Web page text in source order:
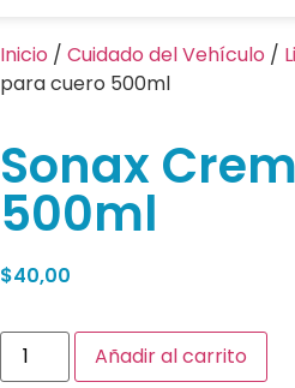
Inicio / Cuidado del Vehículo /
para cuero 500ml
Sonax
500ml
$40,00
Añadir al carrito